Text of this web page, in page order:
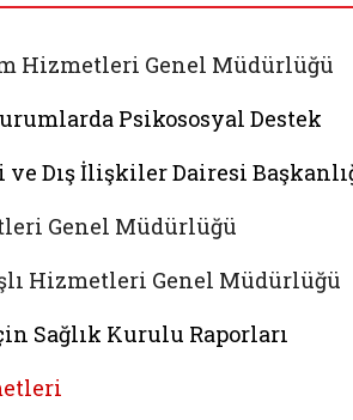
Hizmetleri Genel Müdürlüğü
Psikososyal Destek
Dış İlişkiler Dairesi
Genel Müdürlüğü
Hizmetleri Genel Müdürlüğü
Sağlık Kurulu Raporları